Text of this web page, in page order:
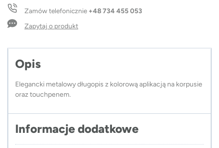
TURBO
Zamów telefonicznie +48 734 455 053
Zapytaj o produkt
Opis
Elegancki metalowy długopis z kolorową aplikacją na korpusie
oraz touchpenem.
Informacje dodatkowe